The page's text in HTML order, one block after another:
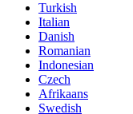
Turkish
Italian
Danish
Romanian
Indonesian
Czech
Afrikaans
Swedish